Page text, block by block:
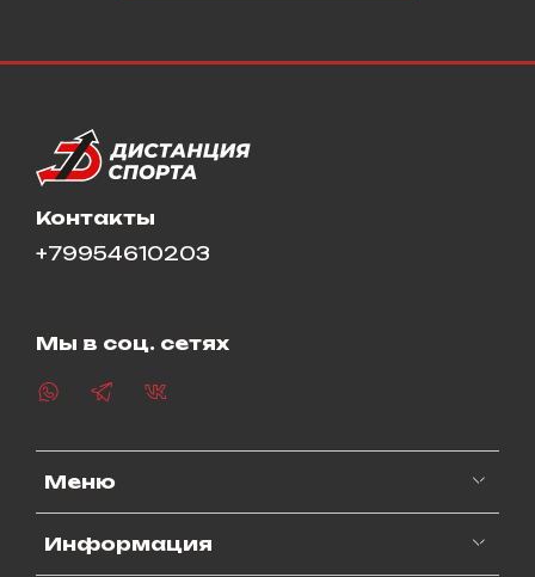
Меню
Информация
Контакты
+79954610203
Мы в соц. сетях